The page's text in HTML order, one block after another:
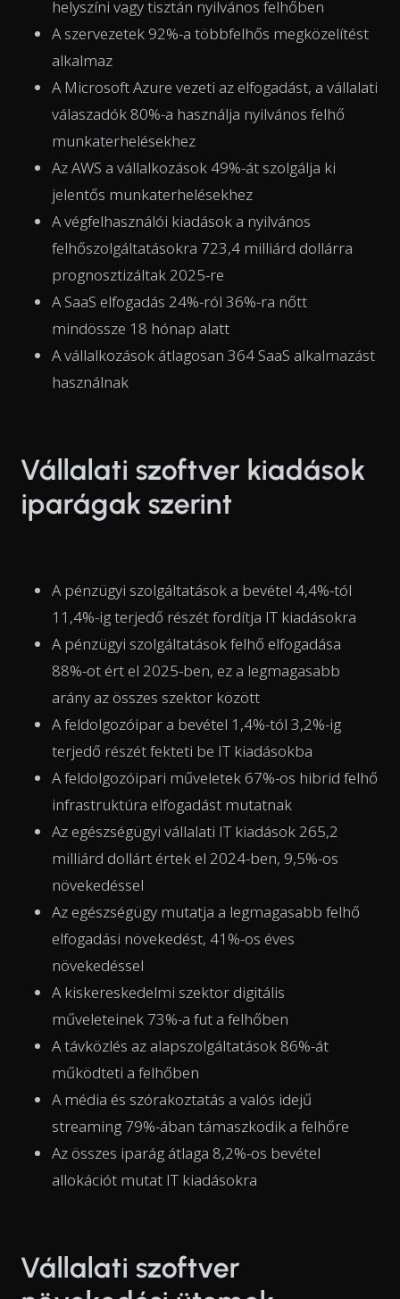
helyszíni vagy tisztán nyilvános felhőben
A szervezetek 92%-a többfelhős megközelítést
alkalmaz
A Microsoft Azure vezeti az elfogadást, a vállalati
válaszadók 80%-a használja nyilvános felhő
munkaterhelésekhez
Az AWS a vállalkozások 49%-át szolgálja ki
jelentős munkaterhelésekhez
A végfelhasználói kiadások a nyilvános
felhőszolgáltatásokra 723,4 milliárd dollárra
prognosztizáltak 2025-re
A SaaS elfogadás 24%-ról 36%-ra nőtt
mindössze 18 hónap alatt
A vállalkozások átlagosan 364 SaaS alkalmazást
használnak
Vállalati szoftver kiadások
iparágak szerint
A pénzügyi szolgáltatások a bevétel 4,4%-tól
11,4%-ig terjedő részét fordítja IT kiadásokra
A pénzügyi szolgáltatások felhő elfogadása
88%-ot ért el 2025-ben, ez a legmagasabb
arány az összes szektor között
A feldolgozóipar a bevétel 1,4%-tól 3,2%-ig
terjedő részét fekteti be IT kiadásokba
A feldolgozóipari műveletek 67%-os hibrid felhő
infrastruktúra elfogadást mutatnak
Az egészségügyi vállalati IT kiadások 265,2
milliárd dollárt értek el 2024-ben, 9,5%-os
növekedéssel
Az egészségügy mutatja a legmagasabb felhő
elfogadási növekedést, 41%-os éves
növekedéssel
A kiskereskedelmi szektor digitális
műveleteinek 73%-a fut a felhőben
A távközlés az alapszolgáltatások 86%-át
működteti a felhőben
A média és szórakoztatás a valós idejű
streaming 79%-ában támaszkodik a felhőre
Az összes iparág átlaga 8,2%-os bevétel
allokációt mutat IT kiadásokra
Vállalati szoftver